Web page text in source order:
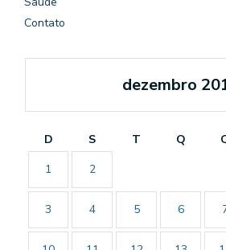
Contato
dezembro
D S T Q
1
2
3 4 5 6